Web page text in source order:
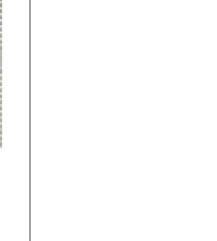
di
I
Vespri